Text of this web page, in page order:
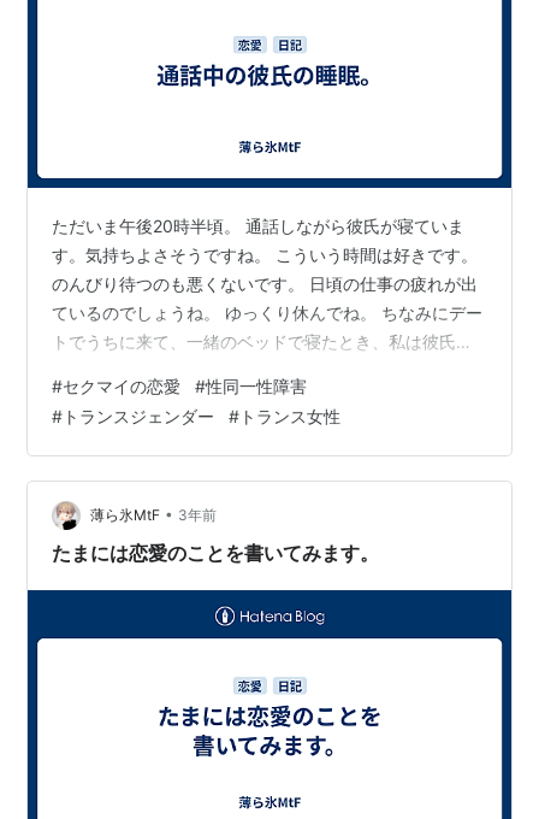
ただいま午後20時半頃。 通話しながら彼氏が寝ていま
す。気持ちよさそうですね。 こういう時間は好きです。
のんびり待つのも悪くないです。 日頃の仕事の疲れが出
ているのでしょうね。 ゆっくり休んでね。 ちなみにデー
トでうちに来て、一緒のベッドで寝たとき、私は彼氏に
れ、今は幸せです。 毎日こんな調子で続くと良いな。
#セクマイの恋愛 #性同一性障害
# トランスジェンダー # トランス女性
薄ら氷MtF • 3年前
たまには恋愛のことを書いてみます。